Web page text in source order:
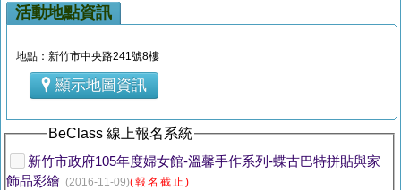
活動地點資訊
地點：新竹市中央路241號8樓
顯示地圖資訊
BeClass 線上報名系統
新竹市政府105年度婦女館-溫馨手作系列-蝶古巴特拼貼與家
飾品彩繪 (2016-11-09)(報名截止)